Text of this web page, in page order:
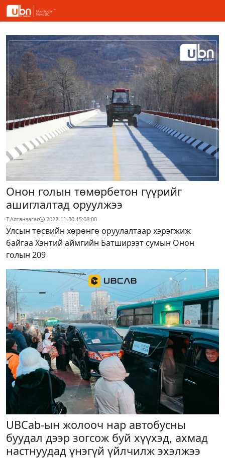
Онон голын төмөрбетон гүүрийг
ашиглалтад оруулжээ
Т.Алтанзагас 2022-11-30 15:08:00
Улсын төсвийн хөрөнгө оруулалтаар хэрэгжиж
байгаа Хэнтий аймгийн Батширээт сумын Онон
голын 209
UBCab-ын жолооч нар автобусны
буудал дээр зогсож буй хүүхэд, ахмад
настнуудад үнэгүй үйлчилж эхэлжээ